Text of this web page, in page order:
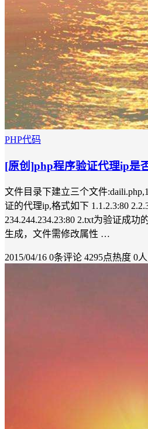
PHP代码
[原创]php程序验证代理ip是
文件目录下建立三个文件
证的代理ip,格式如下 1.1.2.3:80
234.244.234.23:80 2.txt为验证成
生成，文件需修改属性 …
2015/04/16 0条评论 4295点热度 0